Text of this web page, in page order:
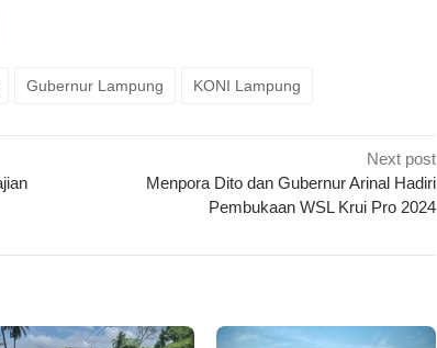
Gubernur Lampung KONI Lampung
Next post
Menpora Dito dan Gubernur Arinal Hadiri
Pembukaan WSL Krui Pro 2024